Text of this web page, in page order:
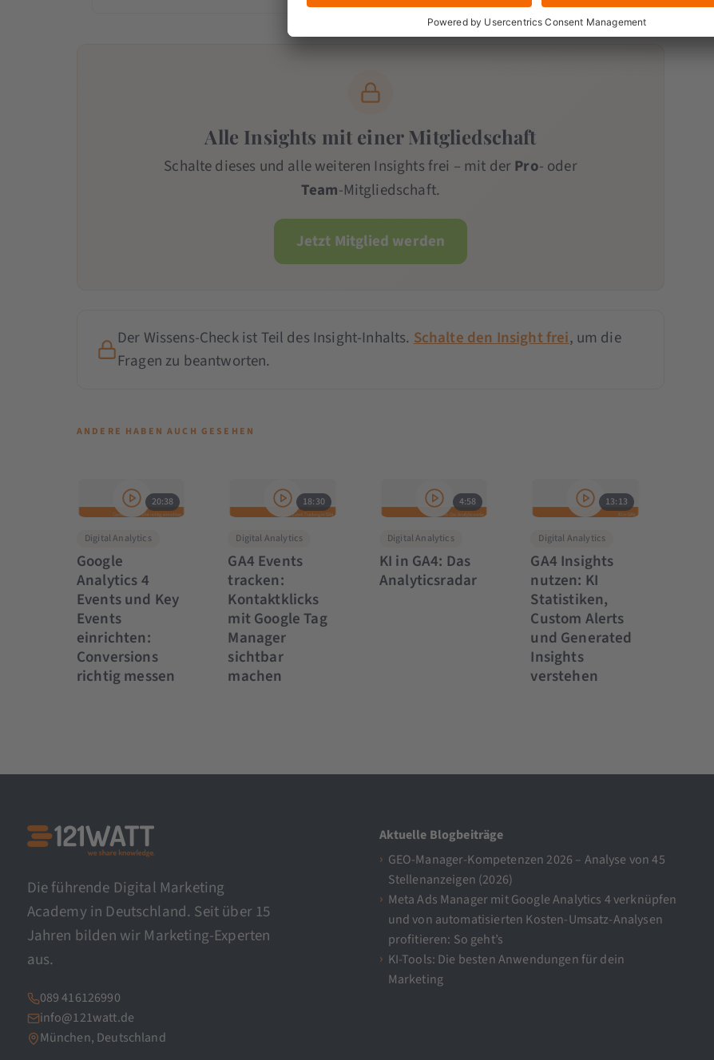
Alle Insights mit einer Mitgliedschaft
Schalte dieses und alle weiteren Insights frei – mit derPro- oder
Team-Mitgliedschaft.
Jetzt Mitglied werden
Der Wissens-Check ist Teil des Insight-Inhalts. Schalte den Insight frei, um die
Fragen zu beantworten.
ANDERE HABEN AUCH GESEHEN
20:38
Digital Analytics
Google
Analytics 4
Events und Key
Events
einrichten:
Conversions
richtig messen
18:30
Digital Analytics
GA4 Events
tracken:
Kontaktklicks
mit Google Tag
Manager
sichtbar
machen
4:58
Digital Analytics
KI in GA4: Das
Analyticsradar
13:13
Digital Analytics
GA4 Insights
nutzen: KI
Statistiken,
Custom Alerts
und Generated
Insights
verstehen
Die führende Digital Marketing
Academy in Deutschland. Seit über 15
Jahren bilden wir Marketing-Experten
aus.
089 416126990
info@121watt.de
München, Deutschland
Aktuelle Blogbeiträge
GEO-Manager-Kompetenzen 2026 – Analyse von 45
Stellenanzeigen (2026)
Meta Ads Manager mit Google Analytics 4 verknüpfen
und von automatisierten Kosten-Umsatz-Analysen
profitieren: So geht’s
KI-Tools: Die besten Anwendungen für dein
Marketing